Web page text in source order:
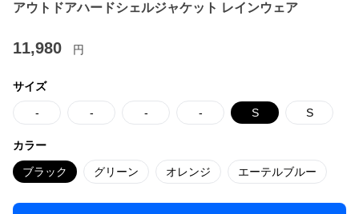
アウトドアハードシェルジャケット レインウェア
11,980 円
サイズ
- - - - S S
カラー
ブラック グリーン オレンジ エーテルブルー